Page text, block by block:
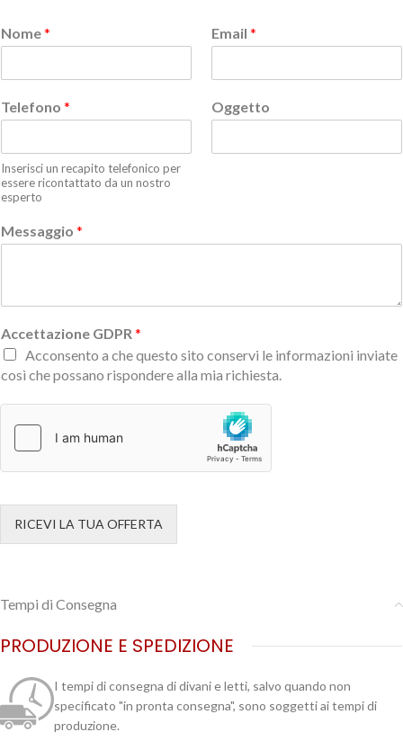
Nome* Email *
Telefono *
Inserisci un recapito telefonico per
essere ricontattato da un nostro
esperto
Oggetto
Messaggio *
Accettazione GDPR *
Acconsento a che questo sito conservi le informazioni inviate
così che possano rispondere alla mia richiesta.
RICEVI LA TUA OFFERTA
Tempi di Consegna
PRODUZIONE E SPEDIZIONE
I tempi di consegna di divani e letti, salvo quando non
specificato "in pronta consegna", sono soggetti ai tempi di
produzione.